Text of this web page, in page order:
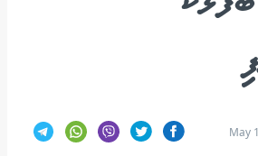
May